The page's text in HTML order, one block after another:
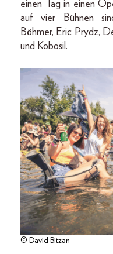
einen Tag in einen
auf vier Bühnen
Böhmer, Eric Prydz,
und Kobosil.
© David Bitzan